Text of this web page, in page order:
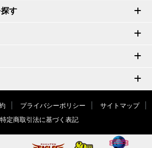
す
プライバシーポリシー
サイトマップ
特定商取引法に基づく表記